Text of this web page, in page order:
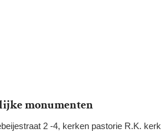
monumenten
2-4, kerken pastorie R.K. kerk